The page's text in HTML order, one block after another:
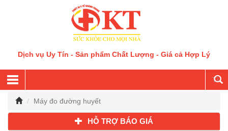
Dịch vụ Uy Tín - Sản phẩm Chất Lượng - Giá cả Hợp Lý
Máy đo đường huyết
HỖ TRỢ BÁO GIÁ